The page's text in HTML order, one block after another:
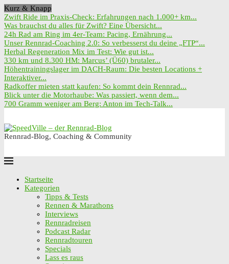
Kurz & Knapp
Zwift Ride im Praxis-Check: Erfahrungen nach 1.000+ km...
Was brauchst du alles für Zwift? Eine Übersicht...
24h Rad am Ring im 4er-Team: Pacing, Ernährung...
Unser Rennrad-Coaching 2.0: So verbesserst du deine „FTP“...
Herbal Regeneration Mix im Test: Wie gut ist...
330 km und 8.300 HM: Marcus’ (Ü60) brutaler...
Höhentrainingslager im DACH-Raum: Die besten Locations +
Interaktiver...
Radkoffer mieten statt kaufen: So kommt dein Rennrad...
Blick unter die Motorhaube: Was passiert, wenn dem...
700 Gramm weniger am Berg: Anton im Tech-Talk...
Rennrad-Blog, Coaching & Community
Startseite
Kategorien
Tipps & Tests
Rennen & Marathons
Interviews
Rennradreisen
Podcast Radar
Rennradtouren
Specials
Lass es raus